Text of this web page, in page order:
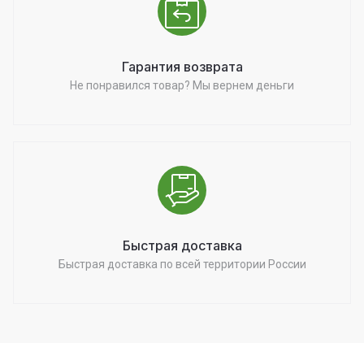
Гарантия возврата
Не понравился товар? Мы вернем деньги
Быстрая доставка
Быстрая доставка по всей территории России